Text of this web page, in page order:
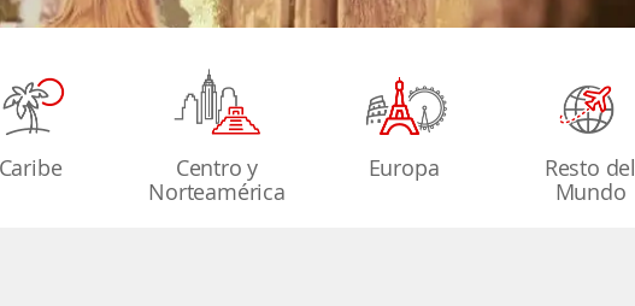
Caribe
Centro y
Norteamérica
Europa
Resto del
Mundo